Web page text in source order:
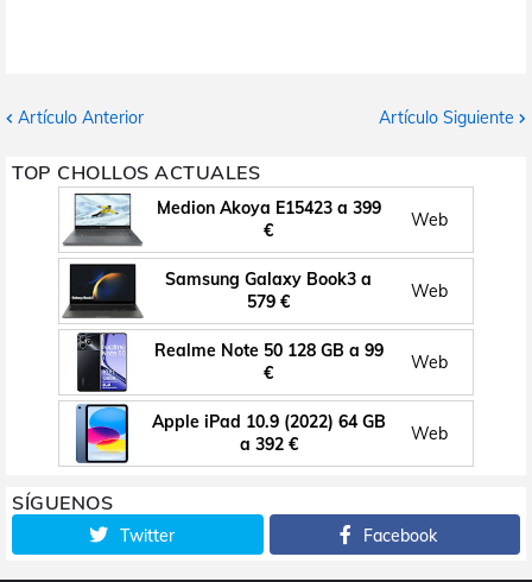
Artículo Anterior Artículo Siguiente
TOP CHOLLOS ACTUALES
Medion Akoya E15423 a 399
€
Web
Samsung Galaxy Book3 a
579 €
Web
Realme Note 50 128 GB a 99
€
Web
Apple iPad 10.9 (2022) 64 GB
a 392 €
Web
SÍGUENOS
Twitter Facebook